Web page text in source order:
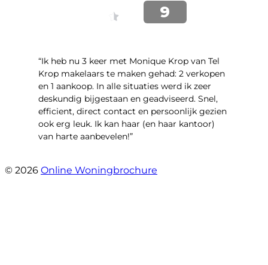
“Ik heb nu 3 keer met Monique Krop van Tel
Krop makelaars te maken gehad: 2 verkopen
en 1 aankoop. In alle situaties werd ik zeer
deskundig bijgestaan en geadviseerd. Snel,
efficient, direct contact en persoonlijk gezien
ook erg leuk. Ik kan haar (en haar kantoor)
van harte aanbevelen!”
© 2026 Online Woningbrochure